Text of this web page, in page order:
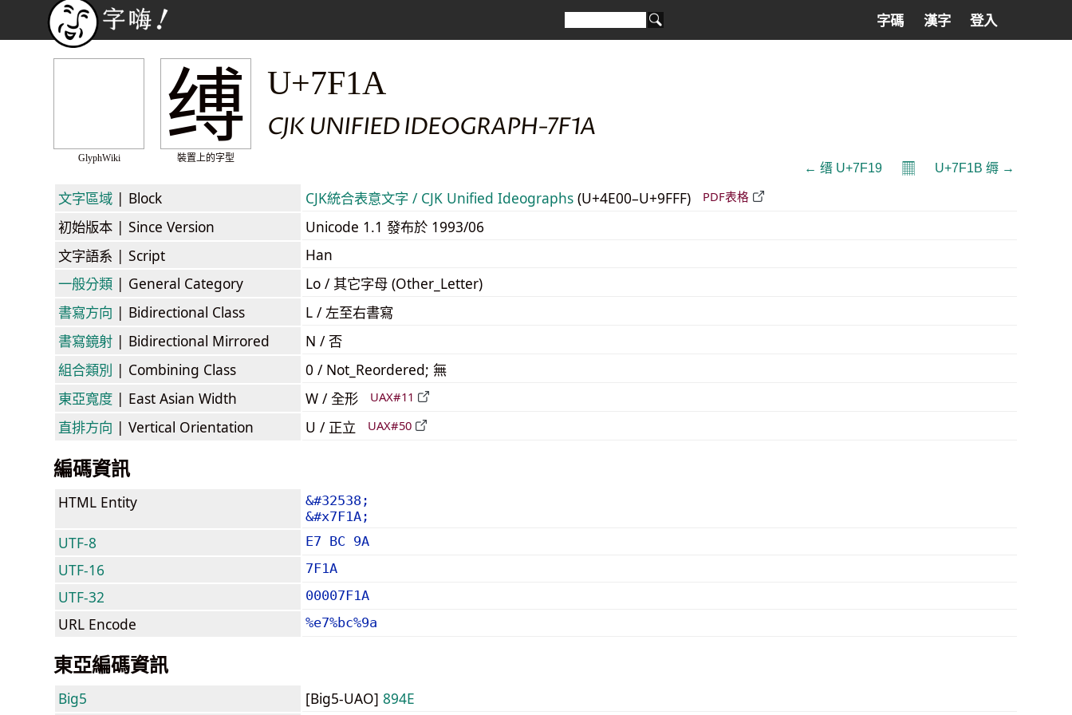
字碼 漢字 登入
GlyphWiki
缚
裝置上的字型
U+7F1A
CJK UNIFIED IDEOGRAPH-7F1A
← 缙 U+7F19 𝄜 U+7F1B 缛 →
文字區域 | Block CJK統合表意文字 / CJK Unified Ideographs (U+4E00–U+9FFF) PDF表格
初始版本 | Since Version
Unicode 1.1 發布於 1993/06
文字語系 | Script
Han
一般分類 | General Category
Lo / 其它字母 (Other_Letter)
書寫方向 | Bidirectional Class
L / 左至右書寫
書寫鏡射 | Bidirectional Mirrored
N / 否
組合類別 | Combining Class
0 / Not_Reordered; 無
東亞寬度 | East Asian Width W / 全形 UAX#11
直排方向 | Vertical Orientation U / 正立 UAX#50
編碼資訊
HTML Entity
&#32538;
&#x7F1A;
UTF-8 E7 BC 9A
UTF-16 7F1A
UTF-32 00007F1A
URL Encode %e7%bc%9a
東亞編碼資訊
Big5 [Big5-UAO] 894E